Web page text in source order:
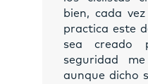
bien, cada
practica este
sea creado
seguridad
aunque dicho